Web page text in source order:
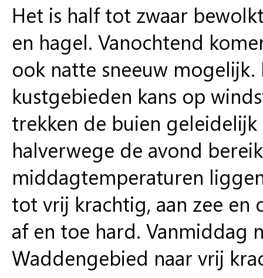
Het is half tot zwaar
en hagel. Vanochtend
ook natte sneeuw
kustgebieden kans op
trekken de buien
halverwege de avond
middagtemperaturen
tot vrij krachtig, aan zee en
af en toe hard. Vanmiddag
Waddengebied naar vrij